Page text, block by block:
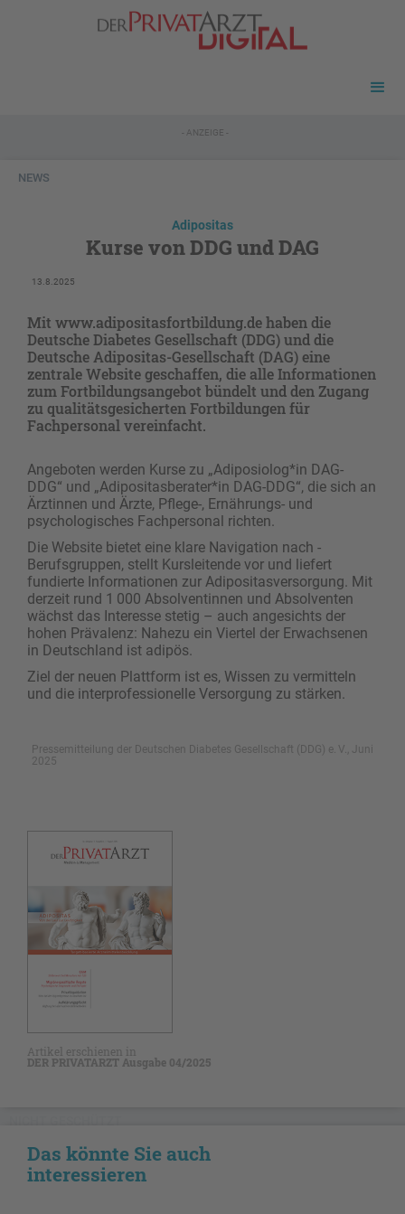
- ANZEIGE -
NEWS
Adipositas
Kurse von DDG und DAG
13.8.2025
Mit www.adipositasfortbildung.de haben die
Deutsche Diabetes Gesellschaft (DDG) und die
Deutsche Adipositas-Gesellschaft (DAG) eine
zentrale Website geschaffen, die alle Informationen
zum Fortbildungsangebot bündelt und den Zugang
zu qualitätsgesicherten Fortbildungen für
Fachpersonal vereinfacht.
Angeboten werden Kurse zu „Adiposiolog*in DAG-
DDG“ und „Adipositasberater*in DAG-DDG“, die sich an
Ärztinnen und Ärzte, Pflege-, Ernährungs- und
psychologisches Fachpersonal richten.
Die Website bietet eine klare Navigation nach ­
Berufsgruppen, stellt Kursleitende vor und liefert
fundierte Informationen zur Adipositasversorgung. Mit
derzeit rund 1 000 Absolventinnen und Absolventen
wächst das Interesse stetig – auch angesichts der
hohen Prävalenz: Nahezu ein Viertel der Erwachsenen
in Deutschland ist adipös.
Ziel der neuen Plattform ist es, Wissen zu vermitteln
und die interprofessionelle Versorgung zu stärken.
Pressemitteilung der Deutschen Diabetes Gesellschaft (DDG) e. V., Juni
2025
Artikel erschienen in
DER PRIVATARZT Ausgabe 04/2025
Das könnte Sie auch
interessieren